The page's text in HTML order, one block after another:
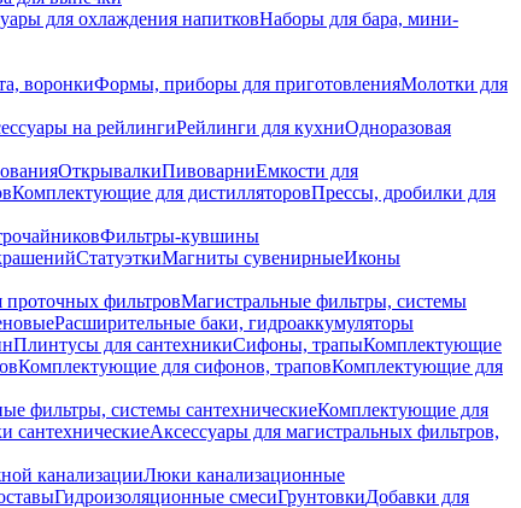
для охлаждения напитковНаборы для бара, мини-
воронкиФормы, приборы для приготовленияМолотки для
на рейлингиРейлинги для кухниОдноразовая
ОткрывалкиПивоварниЕмкости для
Комплектующие для дистилляторовПрессы, дробилки для
Фильтры-кувшины
СтатуэткиМагниты сувенирныеИконы
фильтровМагистральные фильтры, системы
Расширительные баки, гидроаккумуляторы
Плинтусы для сантехникиСифоны, трапыКомплектующие
Комплектующие для сифонов, траповКомплектующие для
фильтры, системы сантехническиеКомплектующие для
сантехническиеАксессуары для магистральных фильтров,
канализацииЛюки канализационные
Гидроизоляционные смесиГрунтовкиДобавки для